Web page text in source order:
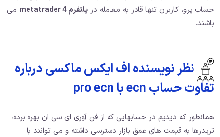
حساب پرو،‌ کاربران تنها قادر به معامله در پلتفرم metatrader 4
می
باشند.
نظر نویسنده اف ایکس ماکسی درباره
تفاوت حساب ecn با pro ecn
همانطور که دیدیم در حسابهایی که از فن آوری ای سی ان بهره برده،
تریدرها به قیمت های عمق بازار دسترسی داشته و می توانند با